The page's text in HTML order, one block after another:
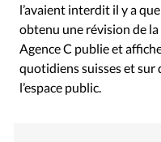
l’avaient interdit il y a
obtenu une révision de
Agence C publie et
quotidiens suisses et sur
l’espace public.